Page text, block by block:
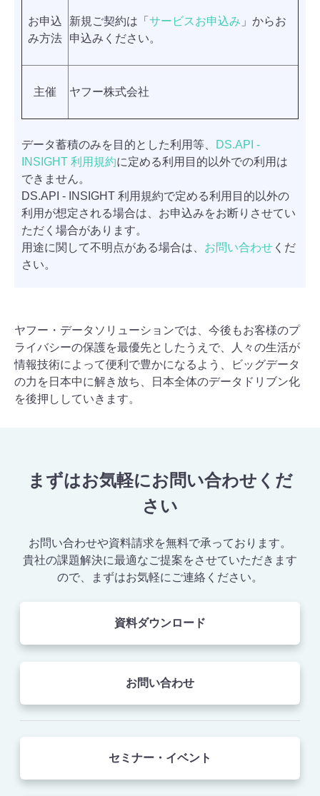
お申込
み方法
新規ご契約は「 サービスお申込み 」からお
申込みください。
主催 ヤフー株式会社
データ蓄積のみを目的とした利用等、
DS.API -
INSIGHT 利用規約に定める利用目的以外での利用は
できません。
DS.API - INSIGHT 利用規約で定める利用目的以外の
利用が想定される場合は、お申込みをお断りさせてい
ただく場合があります。
用途に関して不明点がある場合は、 お問い合わせ くだ
さい。
ヤフー・データソリューションでは、今後もお客様のプ
ライバシーの保護を最優先としたうえで、人々の生活が
情報技術によって便利で豊かになるよう、ビッグデータ
の力を日本中に解き放ち、日本全体のデータドリブン化
を後押ししていきます。
まずはお気軽にお問い合わせくだ
さい
お問い合わせや資料請求を無料で承っております。
貴社の課題解決に最適なご提案をさせていただきます
ので、まずはお気軽にご連絡ください。
資料ダウンロード
お問い合わせ
セミナー・イベント